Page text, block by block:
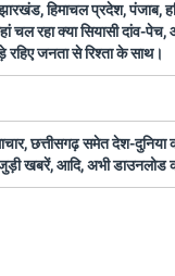
हिमाचल प्रदेश, पंजाब,
चल रहा क्या सियासी
जनता से रिश्ता के साथ।
छत्तीसगढ़ समेत देश-
खबरें, आदि, अभी डाउनलोड